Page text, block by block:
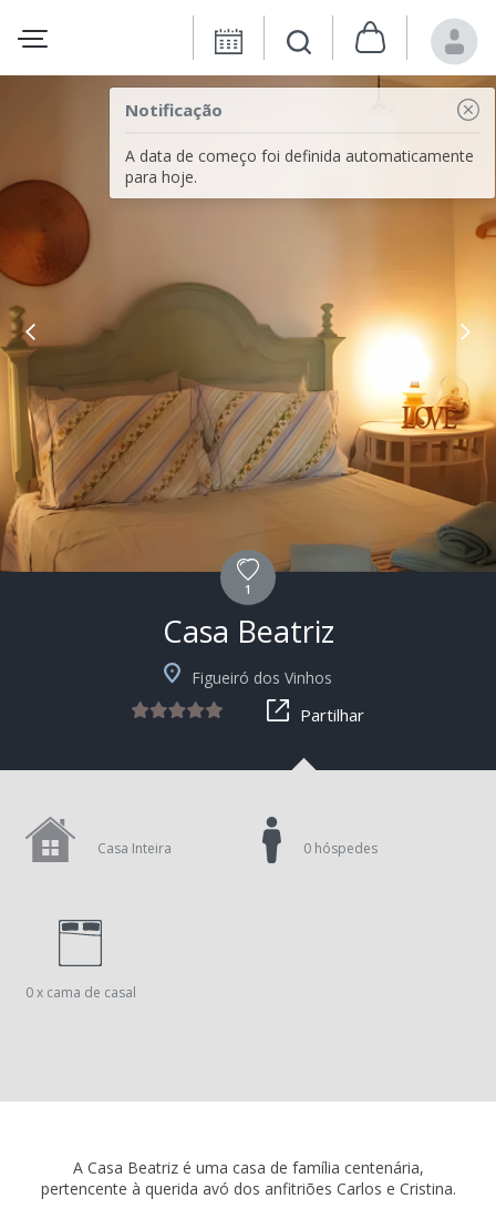
Notificação
A data de começo foi definida automaticamente
para hoje.
1
Casa Beatriz
Figueiró dos Vinhos
Partilhar
Casa Inteira
0 x cama de casal
0 hóspedes
A Casa Beatriz é uma casa de família centenária,
pertencente à querida avó dos anfitriões Carlos e Cristina.